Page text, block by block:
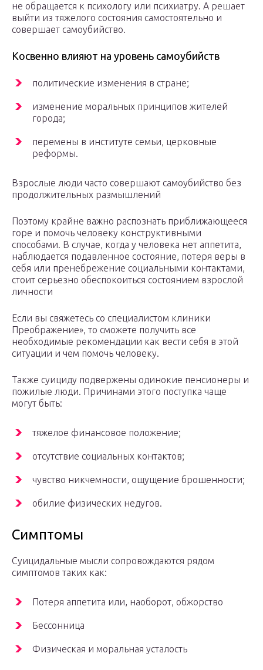
не обращается к психологу или психиатру. А решает
выйти из тяжелого состояния самостоятельно и
совершает самоубийство.
Косвенно влияют на уровень самоубийств
политические изменения в стране;
изменение моральных принципов жителей
города;
перемены в институте семьи, церковные
реформы.
Взрослые люди часто совершают самоубийство без
продолжительных размышлений
Поэтому крайне важно распознать приближающееся
горе и помочь человеку конструктивными
способами. В случае, когда у человека нет аппетита,
наблюдается подавленное состояние, потеря веры в
себя или пренебрежение социальными контактами,
стоит серьезно обеспокоиться состоянием взрослой
личности
Если вы свяжетесь со специалистом клиники
Преображение», то сможете получить все
необходимые рекомендации как вести себя в этой
ситуации и чем помочь человеку.
Также суициду подвержены одинокие пенсионеры и
пожилые люди. Причинами этого поступка чаще
могут быть:
тяжелое финансовое положение;
отсутствие социальных контактов;
чувство никчемности, ощущение брошенности;
обилие физических недугов.
Симптомы
Суицидальные мысли сопровождаются рядом
симптомов таких как:
Потеря аппетита или, наоборот, обжорство
Бессонница
Физическая и моральная усталость